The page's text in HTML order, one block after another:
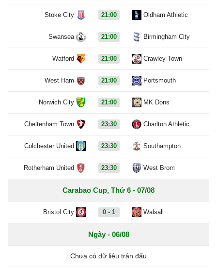
Stoke City 21:00 Oldham Athletic
Swansea 21:00 Birmingham City
Watford 21:00 Crawley Town
West Ham 21:00 Portsmouth
Norwich City 21:00 MK Dons
Cheltenham Town 23:30 Charlton Athletic
Colchester United 23:30 Southampton
Rotherham United 23:30 West Brom
Carabao Cup, Thứ 6 - 07/08
Bristol City 0 - 1 Walsall
Ngày - 06/08
Chưa có dữ liệu trận đấu